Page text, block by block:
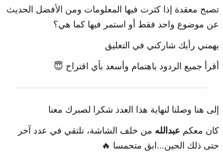
تصبح معقدة إذا كثرت فيها المعلومات ومن الأفضل الحديث
عن موضوع واحد فقط أو استمر فيها كما هي؟
يهمني رأيك شاركني في التعليق
أقرأ جميع الردود باهتمام وأسعد بأي اقتراح 😇
إلى هنا وصلنا لنهاية هذا العدد شكرا لصبرك معنا
كان معكم عبدالله من خلف الشاشة، نلتقي في عدد آخر
حتى ذلك الحين...ابق متحمسا 🔥